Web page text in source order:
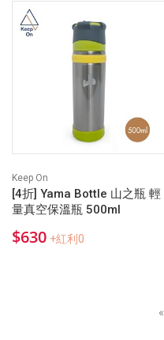
Keep On
[4折] Yama Bottle 山之瓶 輕
量真空保溫瓶 500ml
$630 +紅利0
«